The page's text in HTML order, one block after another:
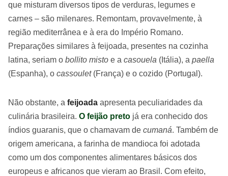
que misturam diversos tipos de verduras, legumes e
carnes – são milenares. Remontam, provavelmente, à
região mediterrânea e à era do Império Romano.
Preparações similares à feijoada, presentes na cozinha
latina, seriam o bollito misto e a casouela (Itália), a paella
(Espanha), o cassoulet(França) e o cozido (Portugal).
Não obstante, a feijoada apresenta peculiaridades da
culinária brasileira. O feijão preto já era conhecido dos
índios guaranis, que o chamavam de cumaná. Também de
origem americana, a farinha de mandioca foi adotada
como um dos componentes alimentares básicos dos
europeus e africanos que vieram ao Brasil. Com efeito,